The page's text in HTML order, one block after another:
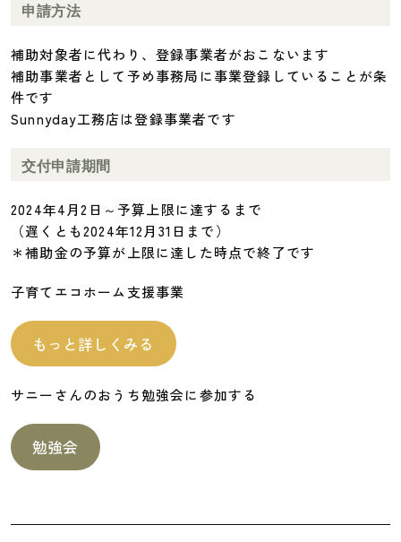
申請方法
補助対象者に代わり、登録事業者がおこないます
補助事業者として予め事務局に事業登録していることが条
件です
Sunnyday工務店は登録事業者です
交付申請期間
2024年4月2日～予算上限に達するまで
（遅くとも2024年12月31日まで）
＊補助金の予算が上限に達した時点で終了です
子育てエコホーム支援事業
もっと詳しくみる
サニーさんのおうち勉強会に参加する
勉強会